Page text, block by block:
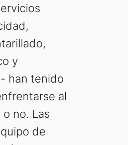
y
han tenido
al
no. Las
de